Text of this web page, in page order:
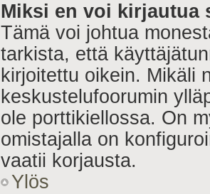
Miksi en voi kirjautua
Tämä voi johtua
tarkista, että
kirjoitettu oikein. Mikäli
keskustelufoorumin
ole porttikiellossa. On
omistajalla on
vaatii korjausta.
Ylös